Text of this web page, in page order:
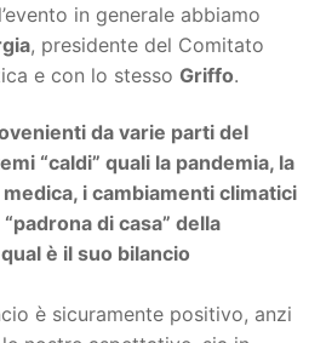
in generale abbiamo
, presidente del Comitato
e con lo stesso Griffo.
da varie parti del
“caldi” quali la pandemia, la
i cambiamenti climatici
di casa” della
è il suo bilancio
è sicuramente positivo, anzi